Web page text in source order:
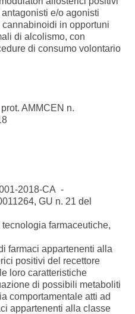
e/o agonisti
in opportuni
di alcolismo, con
di consumo volontario
prot. AMMCEN n.
2018-CA -
GU n. 21 del
farmaceutiche,
farmaci appartenenti alla
positivi del recettore
loro caratteristiche
di possibili metaboliti
comportamentale atti ad
appartenenti alla classe